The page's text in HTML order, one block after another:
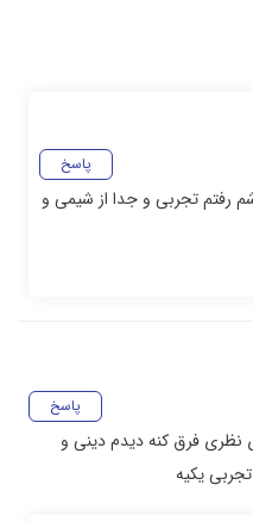
پاسخ
رفتم تجربی و جدا از شیمی و
پاسخ
فرق کنه دیدم دینی و
یکیه